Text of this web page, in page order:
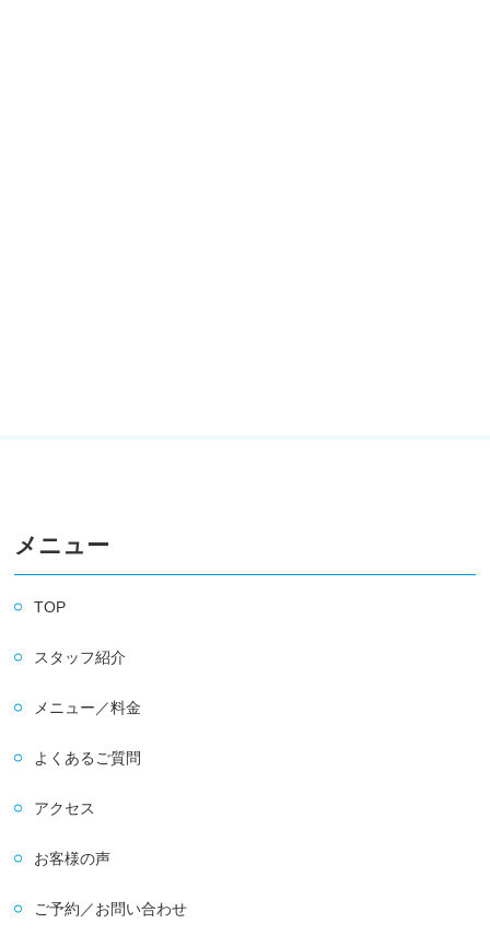
メニュー
TOP
スタッフ紹介
メニュー／料金
よくあるご質問
アクセス
お客様の声
ご予約／お問い合わせ